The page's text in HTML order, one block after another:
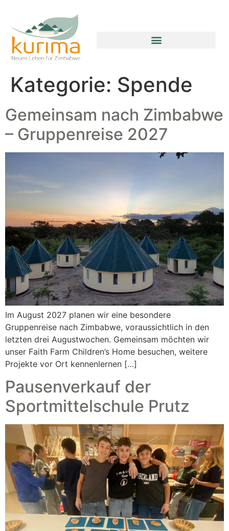
Kategorie: Spende
Gemeinsam nach Zimbabwe
– Gruppenreise 2027
Im August 2027 planen wir eine besondere
Gruppenreise nach Zimbabwe, voraussichtlich in den
letzten drei Augustwochen. Gemeinsam möchten wir
unser Faith Farm Children’s Home besuchen, weitere
Projekte vor Ort kennenlernen […]
Pausenverkauf der
Sportmittelschule Prutz